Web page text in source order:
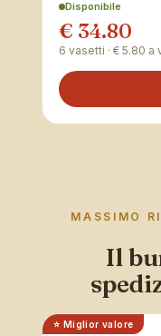
Disponibile
€ 34.80
6 vasetti · € 5.80 a
MASSIMO
Il
⭐ Miglior valore